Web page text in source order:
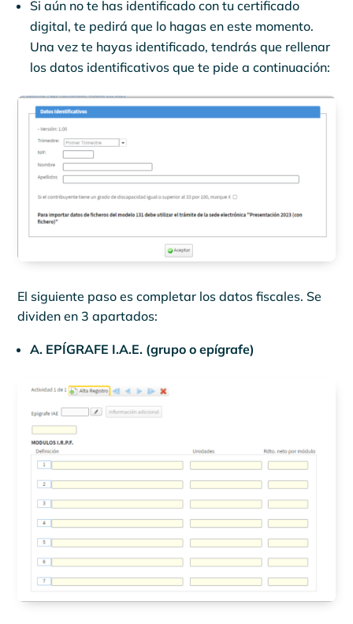
Si aún no te has identificado con tu certificado
digital, te pedirá que lo hagas en este momento.
Una vez te hayas identificado, tendrás que rellenar
los datos identificativos que te pide a continuación:
El siguiente paso es completar los datos fiscales. Se
dividen en 3 apartados:
A. EPÍGRAFE I.A.E. (grupo o epígrafe)